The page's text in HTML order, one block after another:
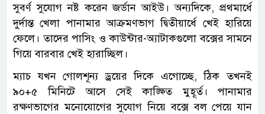
সুবর্ণ সুযোগ নষ্ট করেন জর্ডান আইউ। অন্যদিকে, প্রথমার্ধে
দুর্দান্ত খেলা পানামার আক্রমণভাগ দ্বিতীয়ার্ধে খেই হারিয়ে
ফেলে। তাদের পাসিং ও কাউন্টার-অ্যাটাকগুলো বক্সের সামনে
গিয়ে বারবার খেই হারাচ্ছিল।
ম্যাচ যখন গোলশূন্য ড্রয়ের দিকে এগোচ্ছে, ঠিক তখনই
৯০+৫ মিনিটে আসে সেই কাঙ্ক্ষিত মুহূর্ত। পানামার
রক্ষণভাগের মনোযোগের সুযোগ নিয়ে বক্সে বল পেয়ে যান